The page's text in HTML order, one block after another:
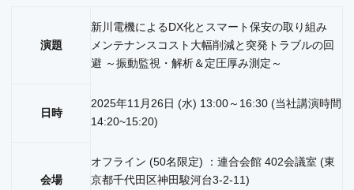
演題
新川電機によるDX化とスマート保安の取り組み
メンテナンスコスト大幅削減と突発トラブルの回
避 ～振動監視・解析＆定圧厚み測定～
日時
2025年11月26日 (水) 13:00～16:30 (当社講演時間
14:20~15:20)
会場
オフライン (50名限定) ：連合会館 402会議室 (東
京都千代田区神田駿河台3-2-11)